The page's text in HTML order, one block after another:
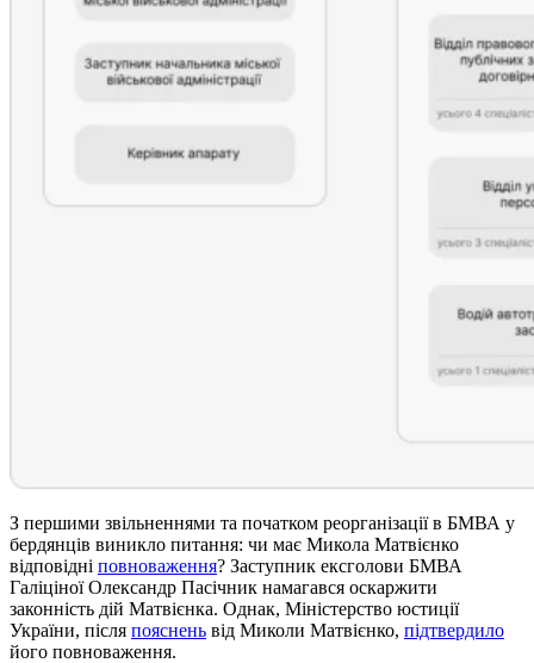
З першими звільненнями та початком реорганізації в БМВА у
бердянців виникло питання: чи має Микола Матвієнко
відповідні повноваження? Заступник ексголови БМВА
Галіціної Олександр Пасічник намагався оскаржити
законність дій Матвієнка. Однак, Міністерство юстиції
України, після пояснень від Миколи Матвієнко, підтвердило
його повноваження.